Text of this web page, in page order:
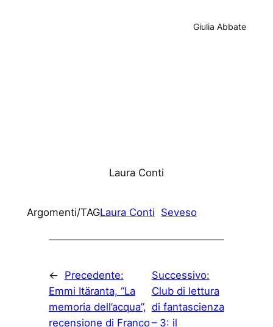
Giulia Abbate
Laura Conti
Argomenti/TAGLaura Conti Seveso
←
Precedente:
Emmi Itäranta, “La
memoria dell’acqua”,
recensione di Franco
Successivo:
Club di lettura
di fantascienza
– 3: il